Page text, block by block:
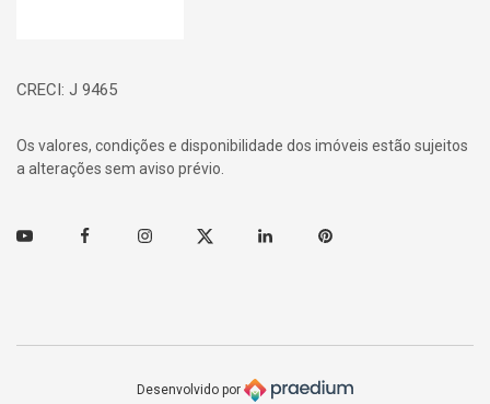
CRECI: J 9465
Os valores, condições e disponibilidade dos imóveis estão sujeitos
a alterações sem aviso prévio.
Youtube FacebookInstagramTwitter Linkedin Pinterest
Desenvolvido por